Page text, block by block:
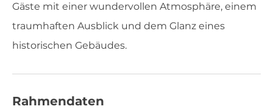
Gäste mit einer wundervollen Atmosphäre, einem
traumhaften Ausblick und dem Glanz eines
historischen Gebäudes.
Rahmendaten